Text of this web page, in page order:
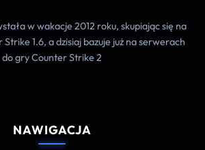
w wakacje 2012 roku, skupiając się na
1.6, a dzisiaj bazuje już na serwerach
do gry Counter Strike 2
NAWIGACJA